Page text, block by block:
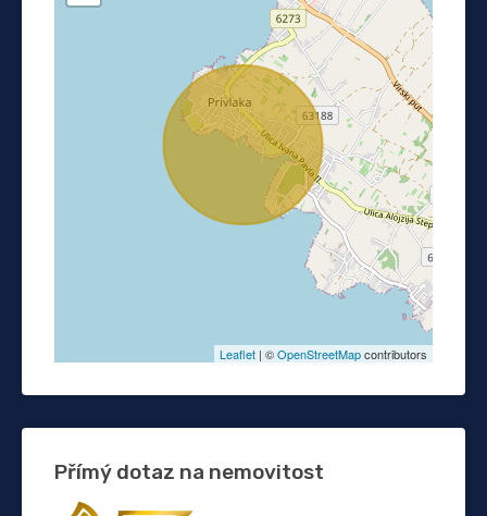
Leaflet | ©OpenStreetMapcontributors
Přímý dotaz na nemovitost